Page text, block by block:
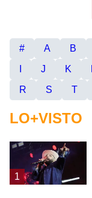
# A B
J K
R
S T
LO+VISTO
1